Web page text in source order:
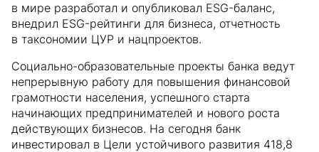
в мире разработал и опубликовал ESG-баланс,
внедрил ESG-рейтинги для бизнеса, отчетность
в таксономии ЦУР и нацпроектов.
Социально-образовательные проекты банка ведут
непрерывную работу для повышения финансовой
грамотности населения, успешного старта
начинающих предпринимателей и нового роста
действующих бизнесов. На сегодня банк
инвестировал в Цели устойчивого развития 418,8